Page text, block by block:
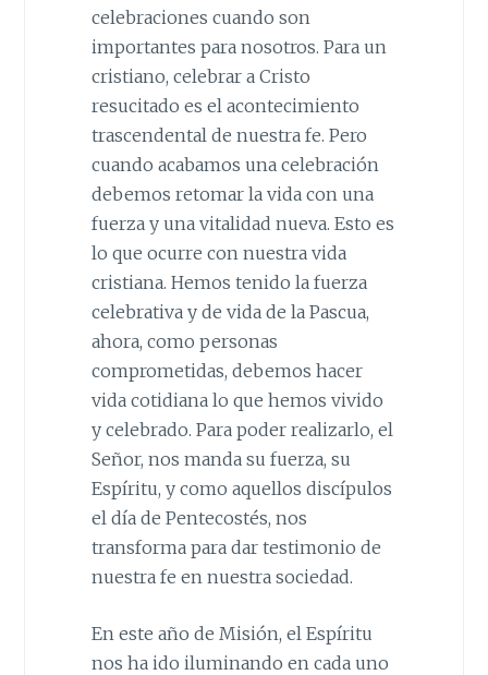
celebraciones cuando son
importantes para nosotros. Para un
cristiano, celebrar a Cristo
resucitado es el acontecimiento
trascendental de nuestra fe. Pero
cuando acabamos una celebración
debemos retomar la vida con una
fuerza y una vitalidad nueva. Esto es
lo que ocurre con nuestra vida
cristiana. Hemos tenido la fuerza
celebrativa y de vida de la Pascua,
ahora, como personas
comprometidas, debemos hacer
vida cotidiana lo que hemos vivido
y celebrado. Para poder realizarlo, el
Señor, nos manda su fuerza, su
Espíritu, y como aquellos discípulos
el día de Pentecostés, nos
transforma para dar testimonio de
nuestra fe en nuestra sociedad.
En este año de Misión, el Espíritu
nos ha ido iluminando en cada uno